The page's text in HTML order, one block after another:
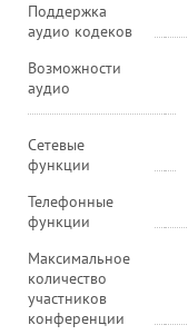
Поддержка
аудио кодеков
Возможности
аудио
Сетевые
функции
Телефонные
функции
Максимальное
количество
участников
конференции